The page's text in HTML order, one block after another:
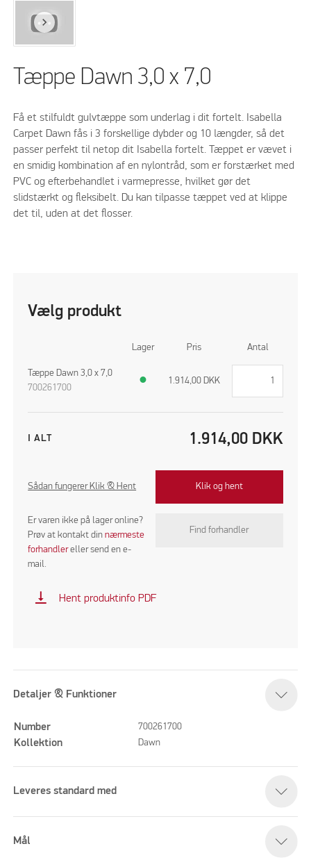
Tæppe Dawn 3,0 x 7,0
Få et stilfuldt gulvtæppe som underlag i dit fortelt. Isabella
Carpet Dawn fås i 3 forskellige dybder og 10 længder, så det
passer perfekt til netop dit Isabella fortelt. Tæppet er vævet i
en smidig kombination af en nylontråd, som er forstærket med
PVC og efterbehandlet i varmepresse, hvilket gør det
slidstærkt og fleksibelt. Du kan tilpasse tæppet ved at klippe
det til, uden at det flosser.
Vælg produkt
Lager Pris Antal
Tæppe Dawn 3,0 x 7,0
700261700
● 1.914,00 DKK
I ALT 1.914,00 DKK
Sådan fungerer Klik & Hent Klik og hent
Er varen ikke på lager online?
Prøv at kontakt dinnærmeste
forhandlereller send en e-
mail.
Find forhandler
vertical_align_bottom Hent produktinfo PDF
Detaljer & Funktioner
Number 700261700
Kollektion Dawn
Leveres standard med
Mål